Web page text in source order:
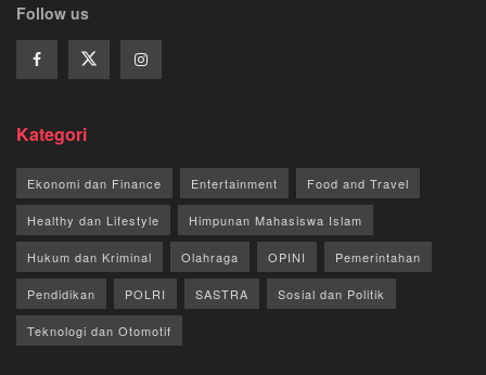
Follow us
Kategori
Ekonomi dan Finance Entertainment Food and Travel
Healthy dan Lifestyle Himpunan Mahasiswa Islam
Hukum dan Kriminal Olahraga OPINI Pemerintahan
Pendidikan POLRI SASTRA Sosial dan Politik
Teknologi dan Otomotif